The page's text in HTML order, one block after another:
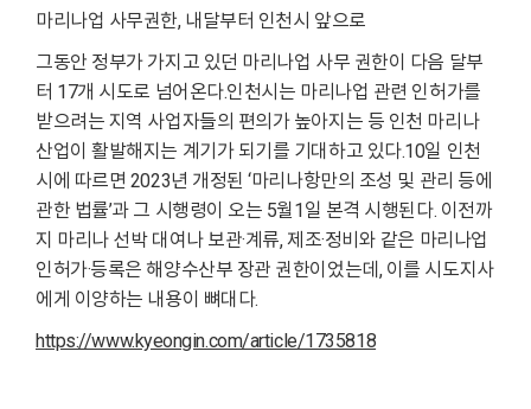
마리나업 사무권한, 내달부터 인천시 앞으로
그동안 정부가 가지고 있던 마리나업 사무 권한이 다음 달부
터 17개 시도로 넘어온다.인천시는 마리나업 관련 인허가를
받으려는 지역 사업자들의 편의가 높아지는 등 인천 마리나
산업이 활발해지는 계기가 되기를 기대하고 있다.10일 인천
시에 따르면 2023년 개정된 ‘마리나항만의 조성 및 관리 등에
관한 법률’과 그 시행령이 오는 5월1일 본격 시행된다. 이전까
지 마리나 선박 대여나 보관·계류, 제조·정비와 같은 마리나업
인허가·등록은 해양수산부 장관 권한이었는데, 이를 시도지사
에게 이양하는 내용이 뼈대다.
https://www.kyeongin.com/article/1735818